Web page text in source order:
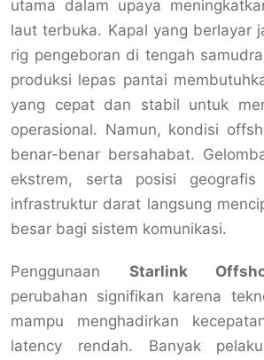
utama dalam upaya
laut terbuka. Kapal yang berlayar
rig pengeboran di tengah
produksi lepas pantai
yang cepat dan stabil untuk
operasional. Namun, kondisi
benar-benar bersahabat.
ekstrem, serta posisi
infrastruktur darat langsung
besar bagi sistem komunikasi.
Penggunaan Starlink
perubahan signifikan karena
mampu menghadirkan
latency rendah. Banyak